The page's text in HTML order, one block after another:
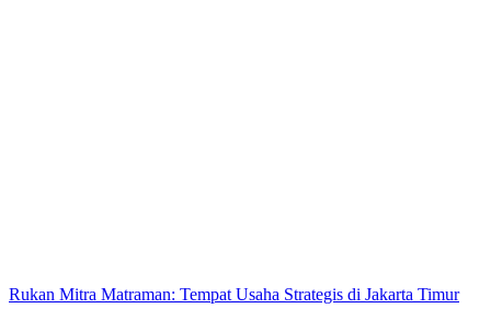
Rukan Mitra Matraman: Tempat Usaha Strategis di Jakarta Timur